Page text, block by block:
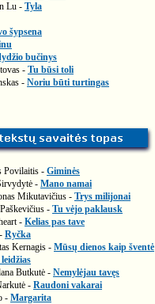
Lu - Tyla
šypsena
bučinys
- Tu būsi toli
- Noriu būti turtingas
Povilaitis - Giminės
- Mano namai
Mikutavičius - Trys milijonai
- Tu vėjo paklausk
- Kelias pas tave
Ryčka
Kernagis - Mūsų dienos kaip šventė
Butkutė - Nemylėjau tavęs
- Raudoni vakarai
- Margarita